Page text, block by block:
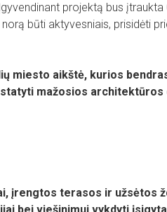
projektą bus įtraukta
būti aktyvesniais, prisidėti
miesto aikštė, kurios
mažosios architektūros
įrengtos terasos ir užsėtos